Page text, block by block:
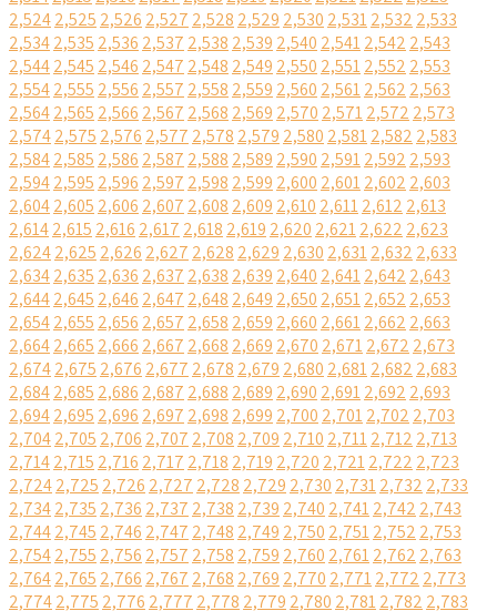
2,5242,525 2,526 2,527 2,528 2,529 2,530 2,5312,532 2,533
2,5342,535 2,536 2,537 2,538 2,539 2,540 2,5412,542 2,543
2,5442,545 2,546 2,547 2,548 2,549 2,550 2,5512,552 2,553
2,5542,555 2,556 2,557 2,558 2,559 2,560 2,5612,562 2,563
2,5642,565 2,566 2,567 2,568 2,569 2,570 2,5712,572 2,573
2,5742,575 2,576 2,577 2,578 2,579 2,580 2,5812,582 2,583
2,5842,585 2,586 2,587 2,588 2,589 2,590 2,5912,592 2,593
2,5942,595 2,596 2,597 2,598 2,599 2,600 2,6012,602 2,603
2,6042,605 2,606 2,607 2,608 2,609 2,610 2,6112,612 2,613
2,6142,615 2,616 2,617 2,618 2,619 2,620 2,6212,622 2,623
2,6242,625 2,626 2,627 2,628 2,629 2,630 2,6312,632 2,633
2,6342,635 2,636 2,637 2,638 2,639 2,640 2,6412,642 2,643
2,6442,645 2,646 2,647 2,648 2,649 2,650 2,6512,652 2,653
2,6542,655 2,656 2,657 2,658 2,659 2,660 2,6612,662 2,663
2,6642,665 2,666 2,667 2,668 2,669 2,670 2,6712,672 2,673
2,6742,675 2,676 2,677 2,678 2,679 2,680 2,6812,682 2,683
2,6842,685 2,686 2,687 2,688 2,689 2,690 2,6912,692 2,693
2,6942,695 2,696 2,697 2,698 2,699 2,700 2,7012,702 2,703
2,7042,705 2,706 2,707 2,708 2,709 2,710 2,7112,712 2,713
2,7142,715 2,716 2,717 2,718 2,719 2,720 2,7212,722 2,723
2,7242,725 2,726 2,727 2,728 2,729 2,730 2,7312,732 2,733
2,7342,735 2,736 2,737 2,738 2,739 2,740 2,7412,742 2,743
2,7442,745 2,746 2,747 2,748 2,749 2,750 2,7512,752 2,753
2,7542,755 2,756 2,757 2,758 2,759 2,760 2,7612,762 2,763
2,7642,765 2,766 2,767 2,768 2,769 2,770 2,7712,772 2,773
2,7742,775 2,776 2,777 2,778 2,779 2,780 2,7812,782 2,783